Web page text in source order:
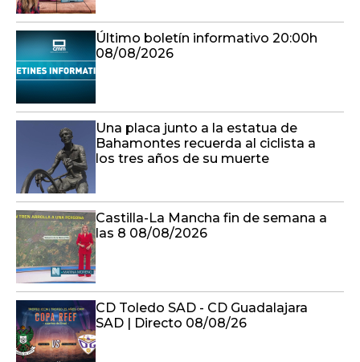
Último boletín informativo 20:00h
08/08/2026
Una placa junto a la estatua de
Bahamontes recuerda al ciclista a
los tres años de su muerte
Castilla-La Mancha fin de semana a
las 8 08/08/2026
CD Toledo SAD - CD Guadalajara
SAD | Directo 08/08/26